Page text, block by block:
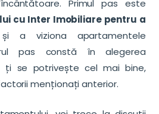
Primul pas este
cu Inter Imobiliare pentru a
a viziona apartamentele
pas constă în alegerea
ți se potrivește cel mai bine,
menționați anterior.